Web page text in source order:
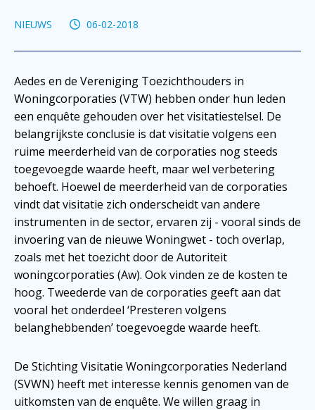
NIEUWS 06-02-2018
Aedes en de Vereniging Toezichthouders in
Woningcorporaties (VTW) hebben onder hun leden
een enquête gehouden over het visitatiestelsel. De
belangrijkste conclusie is dat visitatie volgens een
ruime meerderheid van de corporaties nog steeds
toegevoegde waarde heeft, maar wel verbetering
behoeft. Hoewel de meerderheid van de corporaties
vindt dat visitatie zich onderscheidt van andere
instrumenten in de sector, ervaren zij - vooral sinds de
invoering van de nieuwe Woningwet - toch overlap,
zoals met het toezicht door de Autoriteit
woningcorporaties (Aw). Ook vinden ze de kosten te
hoog. Tweederde van de corporaties geeft aan dat
vooral het onderdeel ‘Presteren volgens
belanghebbenden’ toegevoegde waarde heeft.
De Stichting Visitatie Woningcorporaties Nederland
(SVWN) heeft met interesse kennis genomen van de
uitkomsten van de enquête. We willen graag in